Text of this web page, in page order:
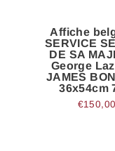
Affiche
SERVICE
DE SA
George
JAMES
36x54cm
€150,00